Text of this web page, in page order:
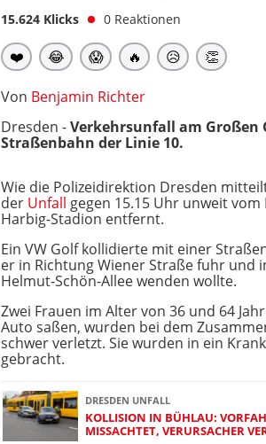
15.624 Klicks 0 Reaktionen
❤️ 😂 😱 🔥 😥 👏
Von Benjamin Richter
Dresden -Verkehrsunfall am Großen
Straßenbahn der Linie 10.
Wie die Polizeidirektion Dresden
der Unfall gegen 15.15 Uhr unweit vom
Harbig-Stadion entfernt.
Ein VW Golf kollidierte mit einer
er in Richtung Wiener Straße fuhr und
Helmut-Schön-Allee wenden wollte.
Zwei Frauen im Alter von 36 und 64
Auto saßen, wurden bei dem
schwer verletzt. Sie wurden in ein
gebracht.
DRESDEN UNFALL
KOLLISION IN BÜHLAU:
MISSACHTET, VERURSACHER